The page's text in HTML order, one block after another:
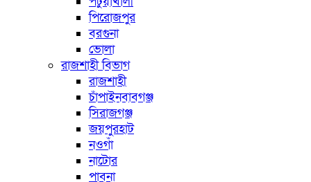
পিরোজপুর
বরগুনা
ভোলা
রাজশাহী বিভাগ
রাজশাহী
চাঁপাইনবাবগঞ্জ
সিরাজগঞ্জ
জয়পুরহাট
নওগাঁ
নাটোর
পাবনা